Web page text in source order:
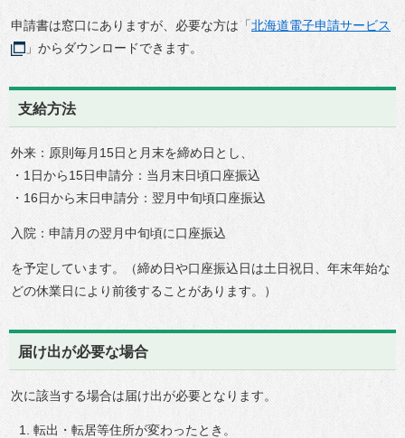
申請書は窓口にありますが、必要な方は「北海道電子申請サービス
」からダウンロードできます。
支給方法
外来：原則毎月15日と月末を締め日とし、
・1日から15日申請分：当月末日頃口座振込
・16日から末日申請分：翌月中旬頃口座振込
入院：申請月の翌月中旬頃に口座振込
を予定しています。（締め日や口座振込日は土日祝日、年末年始な
どの休業日により前後することがあります。）
届け出が必要な場合
次に該当する場合は届け出が必要となります。
転出・転居等住所が変わったとき。